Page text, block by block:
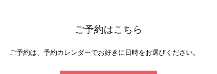
ご予約はこちら
ご予約は、予約カレンダーでお好きに日時をお選びください。